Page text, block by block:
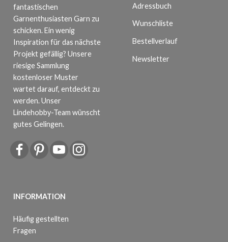
fantastischen
Garnenthusiasten Garn zu
schicken. Ein wenig
Inspiration für das nächste
Projekt gefällig? Unsere
riesige Sammlung
kostenloser Muster
wartet darauf, entdeckt zu
werden. Unser
Lindehobby-Team wünscht
gutes Gelingen.
INFORMATION
Häufig gestellten
Fragen
Adressbuch
Wunschliste
Bestellverlauf
Newsletter